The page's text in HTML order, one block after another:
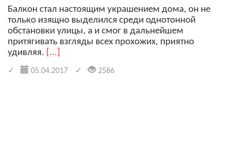
Балкон стал настоящим украшением дома, он не
только изящно выделился среди однотонной
обстановки улицы, а и смог в дальнейшем
притягивать взгляды всех прохожих, приятно
удивляя.
[...]
05.04.2017 2586